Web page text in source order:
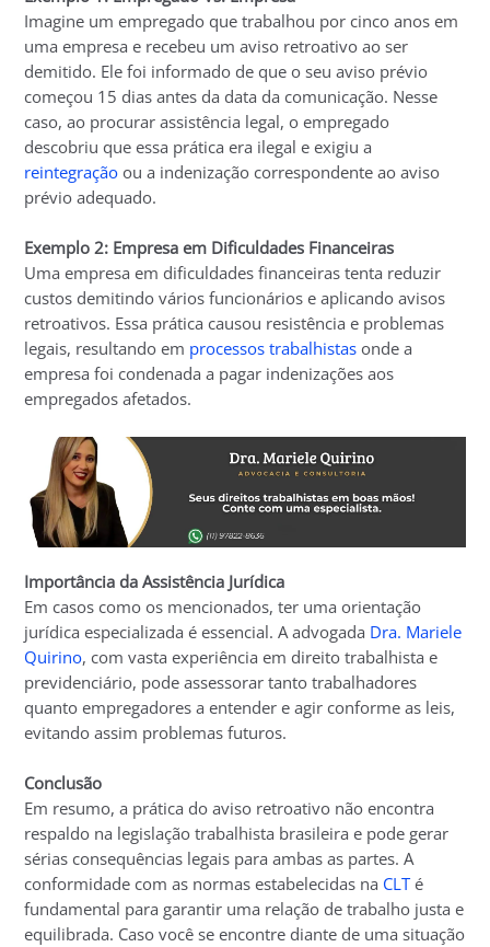
Imagine um empregado que trabalhou por cinco anos em
uma empresa e recebeu um aviso retroativo ao ser
demitido. Ele foi informado de que o seu aviso prévio
começou 15 dias antes da data da comunicação. Nesse
caso, ao procurar assistência legal, o empregado
descobriu que essa prática era ilegal e exigiu a
reintegração ou a indenização correspondente ao aviso
prévio adequado.
Exemplo 2: Empresa em Dificuldades Financeiras
Uma empresa em dificuldades financeiras tenta reduzir
custos demitindo vários funcionários e aplicando avisos
retroativos. Essa prática causou resistência e problemas
legais, resultando em processos trabalhistas onde a
empresa foi condenada a pagar indenizações aos
empregados afetados.
Importância da Assistência Jurídica
Em casos como os mencionados, ter uma orientação
jurídica especializada é essencial. A advogada Dra. Mariele
Quirino, com vasta experiência em direito trabalhista e
previdenciário, pode assessorar tanto trabalhadores
quanto empregadores a entender e agir conforme as leis,
evitando assim problemas futuros.
Conclusão
Em resumo, a prática do aviso retroativo não encontra
respaldo na legislação trabalhista brasileira e pode gerar
sérias consequências legais para ambas as partes. A
conformidade com as normas estabelecidas na CLTé
fundamental para garantir uma relação de trabalho justa e
equilibrada. Caso você se encontre diante de uma situação